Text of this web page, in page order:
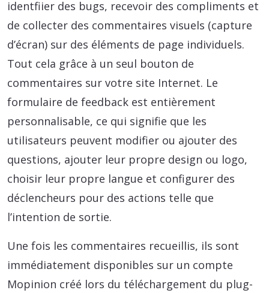
identfiier des bugs, recevoir des compliments et
de collecter des commentaires visuels (capture
d’écran) sur des éléments de page individuels.
Tout cela grâce à un seul bouton de
commentaires sur votre site Internet. Le
formulaire de feedback est entièrement
personnalisable, ce qui signifie que les
utilisateurs peuvent modifier ou ajouter des
questions, ajouter leur propre design ou logo,
choisir leur propre langue et configurer des
déclencheurs pour des actions telle que
l’intention de sortie.
Une fois les commentaires recueillis, ils sont
immédiatement disponibles sur un compte
Mopinion créé lors du téléchargement du plug-